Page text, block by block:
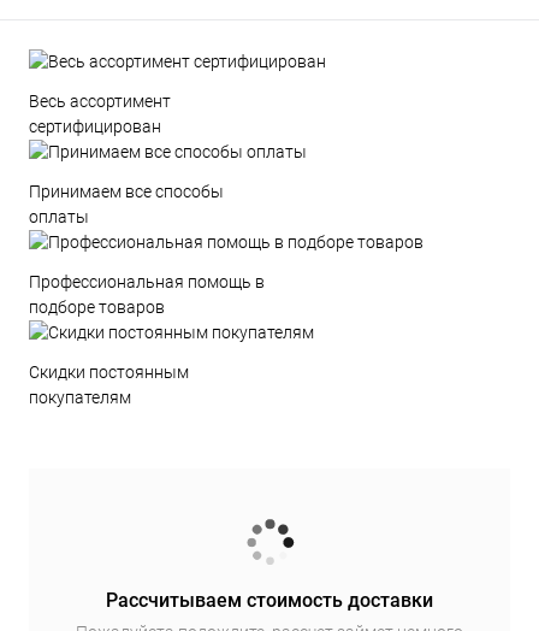
Весь ассортимент
сертифицирован
Принимаем все способы
оплаты
Профессиональная помощь в
подборе товаров
Скидки постоянным
покупателям
Рассчитываем стоимость доставки